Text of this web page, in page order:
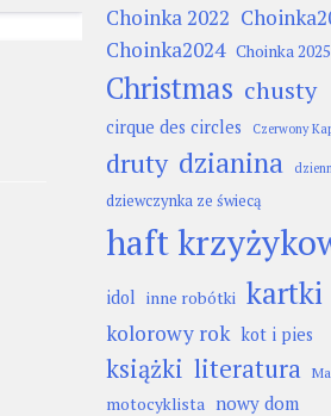
Choinka 2022
Choinka2024 Choinka 2025
Christmas chusty
cirque des circles Czerwony
druty dzianina
dziewczynka ze świecą
haft
idol inne robótki kartki
kolorowy rok kot i pies
książki literatura
motocyklista nowy dom